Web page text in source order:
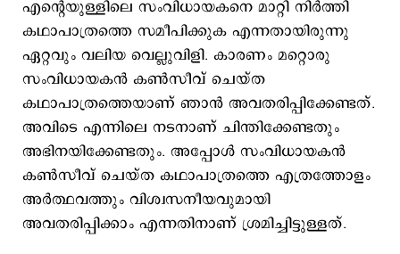
എന്റെയുള്ളിലെ സംവിധായകനെ മാറ്റി നിർത്തി
കഥാപാത്രത്തെ സമീപിക്കുക എന്നതായിരുന്നു
ഏറ്റവും വലിയ വെല്ലുവിളി. കാരണം മറ്റൊരു
സംവിധായകൻ കൺസീവ് ചെയ്ത
കഥാപാത്രത്തെയാണ് ഞാൻ അവതരിപ്പിക്കേണ്ടത്.
അവിടെ എന്നിലെ നടനാണ് ചിന്തിക്കേണ്ടതും
അഭിനയിക്കേണ്ടതും. അപ്പോൾ സംവിധായകൻ
കൺസീവ് ചെയ്ത കഥാപാത്രത്തെ എത്രത്തോളം
അർത്ഥവത്തും വിശ്വസനീയവുമായി
അവതരിപ്പിക്കാം എന്നതിനാണ് ശ്രമിച്ചിട്ടുള്ളത്.